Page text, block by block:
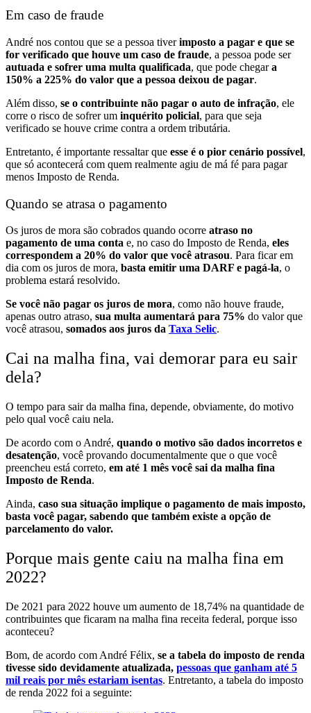
Em caso de fraude
André nos contou que se a pessoa tiverimposto a pagar e que se
for verificado que houve um caso de fraude, a pessoa pode ser
autuada e sofrer uma multa qualificada, que pode chegara
150% a 225% do valor que a pessoa deixou de pagar.
Além disso, se o contribuinte não pagar o auto de infração, ele
corre o risco de sofrer um inquérito policial, para que seja
verificado se houve crime contra a ordem tributária.
Entretanto, é importante ressaltar que esse é o pior cenário possível,
que só acontecerá com quem realmente agiu de má fé para pagar
menos Imposto de Renda.
Quando se atrasa o pagamento
Os juros de mora são cobrados quando ocorre atraso no
pagamento de uma conta e, no caso do Imposto de Renda, eles
correspondem a 20% do valor que você atrasou. Para ficar em
dia com os juros de mora, basta emitir uma DARF e pagá-la, o
problema estará resolvido.
Se você não pagar os juros de mora, como não houve fraude,
apenas outro atraso, sua multa aumentará para 75% do valor que
você atrasou, somados aos juros da Taxa Selic.
Cai na malha fina, vai demorar para eu sair
dela?
O tempo para sair da malha fina, depende, obviamente, do motivo
pelo qual você caiu nela.
De acordo com o André, quando o motivo são dados incorretos e
desatenção, você provando documentalmente que o que você
preencheu está correto, em até 1 mês você sai da malha fina
Imposto de Renda.
Ainda, caso sua situação implique o pagamento de mais imposto,
basta você pagar, sabendo que também existe a opção de
parcelamento do valor.
Porque mais gente caiu na malha fina em
2022?
De 2021 para 2022 houve um aumento de 18,74% na quantidade de
contribuintes que ficaram na malha fina receita federal, porque isso
aconteceu?
Bom, de acordo com André Félix, se a tabela do imposto de renda
tivesse sido devidamente atualizada, pessoas que ganham até 5
mil reais por mês estariam isentas. Entretanto, a tabela do imposto
de renda 2022 foi a seguinte: